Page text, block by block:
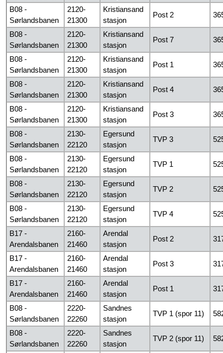
B08 -
Sørlandsbanen
2120-
21300
Kristiansand
stasjon
Post 2
B08 -
Sørlandsbanen
2120-
21300
Kristiansand
stasjon
Post 7
B08 -
Sørlandsbanen
2120-
21300
Kristiansand
stasjon
Post 1
B08 -
Sørlandsbanen
2120-
21300
Kristiansand
stasjon
Post 4
B08 -
Sørlandsbanen
2120-
21300
Kristiansand
stasjon
Post 3
B08 -
Sørlandsbanen
2130-
22120
Egersund
stasjon
TVP 3
B08 -
Sørlandsbanen
2130-
22120
Egersund
stasjon
TVP 1
B08 -
Sørlandsbanen
2130-
22120
Egersund
stasjon
TVP 2
B08 -
Sørlandsbanen
2130-
22120
Egersund
stasjon
TVP 4
B17 -
Arendalsbanen
2160-
21460
Arendal
stasjon
Post 2
B17 -
Arendalsbanen
2160-
21460
Arendal
stasjon
Post 3
B17 -
Arendalsbanen
2160-
21460
Arendal
stasjon
Post 1
B08 -
Sørlandsbanen
2220-
22260
Sandnes
stasjon
TVP 1 (spor 11)
B08 -
Sørlandsbanen
2220-
22260
Sandnes
stasjon
TVP 2 (spor 11)